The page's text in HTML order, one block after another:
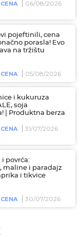
06/08/2026
pojeftinili, cena
porasla! Evo
na tržištu
05/08/2026
i kukuruza
soja
| Produktna berza
31/07/2026
i povrća:
maline i paradajz
i tikvice
30/07/2026